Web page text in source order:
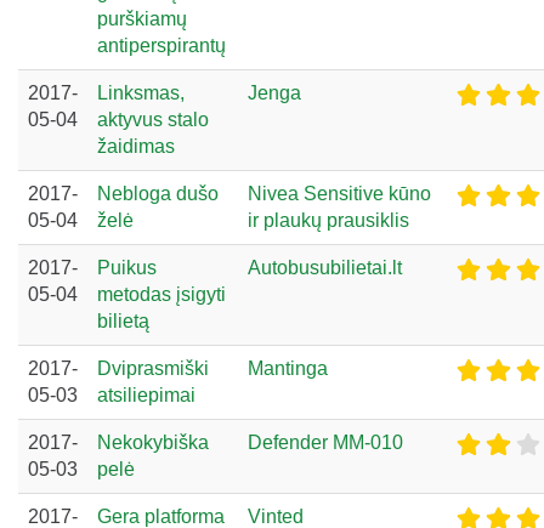
purškiamų
antiperspirantų
2017-
05-04
Linksmas,
aktyvus stalo
žaidimas
Jenga
2017-
05-04
Nebloga dušo
želė
Nivea Sensitive kūno
ir plaukų prausiklis
2017-
05-04
Puikus
metodas įsigyti
bilietą
Autobusubilietai.lt
2017-
05-03
Dviprasmiški
atsiliepimai
Mantinga
2017-
05-03
Nekokybiška
pelė
Defender MM-010
2017-
Gera platforma
Vinted